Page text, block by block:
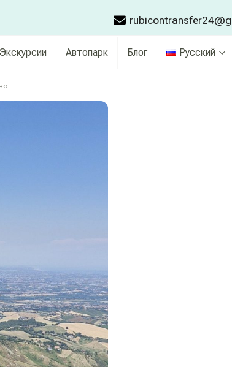
Экскурсии Автопарк Блог Русский